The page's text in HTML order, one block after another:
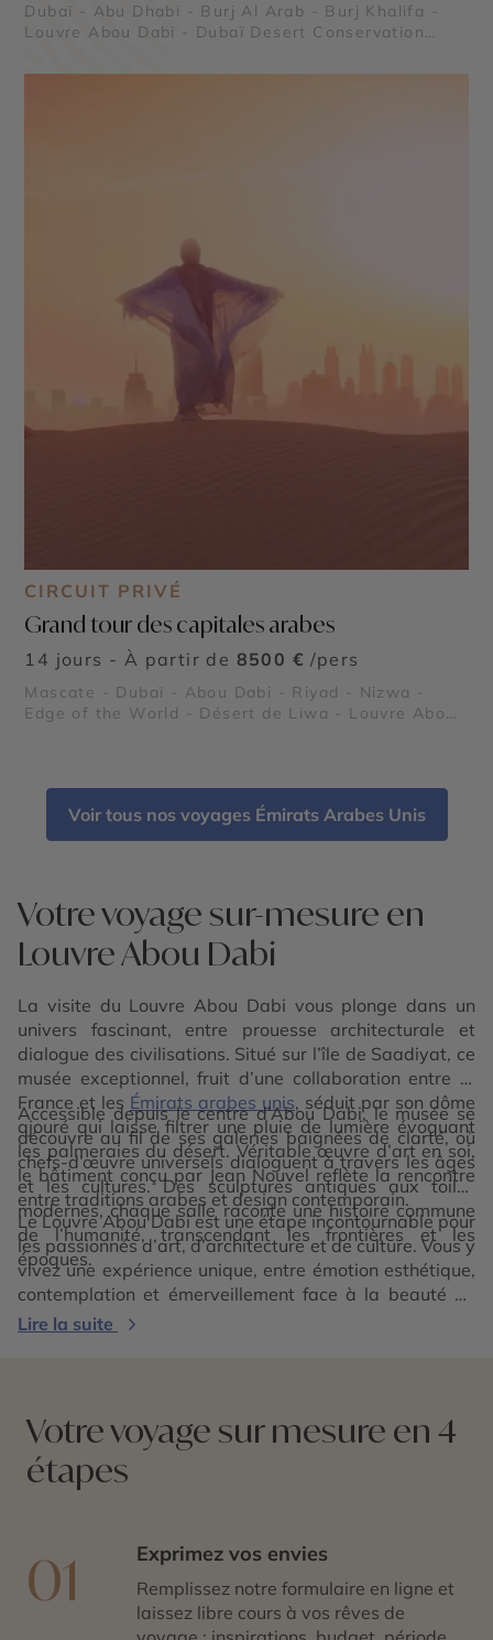
Dubaï - Abu Dhabi - Burj Al Arab - Burj Khalifa -
Louvre Abou Dabi - Dubaï Desert Conservation
CIRCUIT PRIVÉ
Grand tour des capitales arabes
14 jours - À partir de 8500 € /pers
Mascate - Dubaï - Abou Dabi - Riyad - Nizwa -
Edge of the World - Désert de Liwa - Louvre Abou
Voir tous nos voyages Émirats Arabes Unis
Votre voyage sur-mesure en
Louvre Abou Dabi
La visite du Louvre Abou Dabi vous plonge dans un
univers fascinant, entre prouesse architecturale et
dialogue des civilisations. Situé sur l’île de Saadiyat, ce
musée exceptionnel, fruit d’une collaboration entre la
France et les Émirats arabes unis, séduit par son dôme
ajouré qui laisse filtrer une pluie de lumière évoquant
les palmeraies du désert. Véritable œuvre d’art en soi,
le bâtiment conçu par Jean Nouvel reflète la rencontre
entre traditions arabes et design contemporain.
Accessible depuis le centre d’Abou Dabi, le musée se
découvre au fil de ses galeries baignées de clarté, où
chefs-d’œuvre universels dialoguent à travers les âges
et les cultures. Des sculptures antiques aux toiles
modernes, chaque salle raconte une histoire commune
de l’humanité, transcendant les frontières et les
époques.
Le Louvre Abou Dabi est une étape incontournable pour
les passionnés d’art, d’architecture et de culture. Vous y
vivez une expérience unique, entre émotion esthétique,
contemplation et émerveillement face à la beauté du
monde.
Lire la suite
Votre voyage sur mesure en 4
étapes
01 Exprimez vos envies
Remplissez notre formulaire en ligne et
laissez libre cours à vos rêves de